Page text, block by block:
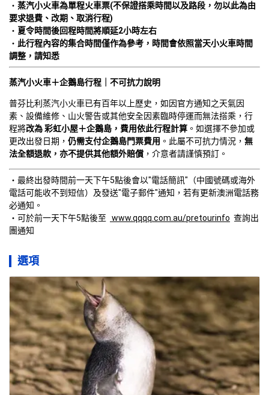
蒸汽小火車為單程火車票(不保證搭乘時間以及路段，勿以此為由
要求退費、改期、取消行程)
夏令時間後回程時間將順延2小時左右
此行程內容的集合時間僅作為參考，時間會依照當天小火車時間
調整，請知悉
蒸汽小火車＋企鵝島行程｜不可抗力說明
普芬比利蒸汽小火車已有百年以上歷史，如因官方通知之天氣因
素、設備維修、山火警告或其他安全因素臨時停運而無法搭乘，行
程將改為 彩虹小屋＋企鵝島，費用依此行程計算 。如選擇不參加或
更改出發日期， 仍需支付企鵝島門票費用 。此屬不可抗力情況， 無
法全額退款，亦不提供其他額外賠償 ，介意者請謹慎預訂。
最終出發時間前一天下午5點後會以"電話簡訊"（中國號碼或海外
電話可能收不到短信）及發送"電子郵件"通知，若有更新澳洲電話務
必通知。
可於前一天下午5點後至
www.qqqq.com.au/pretourinfo
  查詢出
團通知
選項